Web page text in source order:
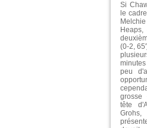
Si
le
(0-2,
peu
grosse
tête